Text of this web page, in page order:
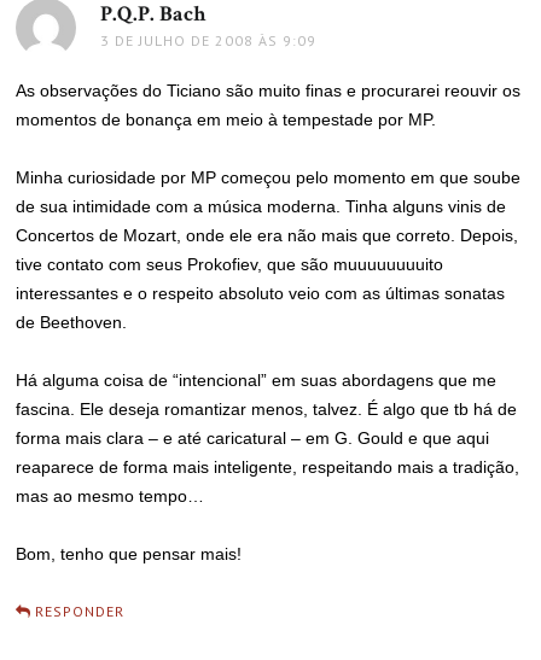
P.Q.P. Bachdisse:
3 DE JULHO DE 2008 ÀS 9:09
As observações do Ticiano são muito finas e procurarei reouvir os
momentos de bonança em meio à tempestade por MP.
Minha curiosidade por MP começou pelo momento em que soube
de sua intimidade com a música moderna. Tinha alguns vinis de
Concertos de Mozart, onde ele era não mais que correto. Depois,
tive contato com seus Prokofiev, que são muuuuuuuuito
interessantes e o respeito absoluto veio com as últimas sonatas
de Beethoven.
Há alguma coisa de “intencional” em suas abordagens que me
fascina. Ele deseja romantizar menos, talvez. É algo que tb há de
forma mais clara – e até caricatural – em G. Gould e que aqui
reaparece de forma mais inteligente, respeitando mais a tradição,
mas ao mesmo tempo…
Bom, tenho que pensar mais!
RESPONDER